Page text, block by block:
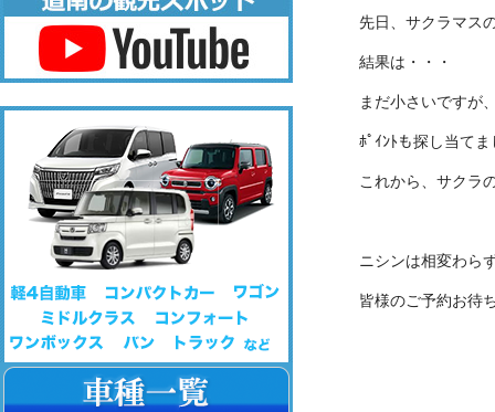
先日、サクラマス
結果は・・・
まだ小さいですが
ﾎﾟｲﾝﾄも探し当て
これから、サクラ
ニシンは相変わら
皆様のご予約お待